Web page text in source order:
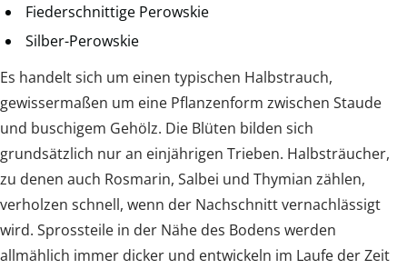
Fiederschnittige Perowskie
Silber-Perowskie
Es handelt sich um einen typischen Halbstrauch,
gewissermaßen um eine Pflanzenform zwischen Staude
und buschigem Gehölz. Die Blüten bilden sich
grundsätzlich nur an einjährigen Trieben. Halbsträucher,
zu denen auch Rosmarin, Salbei und Thymian zählen,
verholzen schnell, wenn der Nachschnitt vernachlässigt
wird. Sprossteile in der Nähe des Bodens werden
allmählich immer dicker und entwickeln im Laufe der Zeit